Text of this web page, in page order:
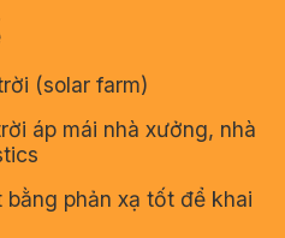
(solar farm)
áp mái nhà xưởng, nhà
phản xạ tốt để khai